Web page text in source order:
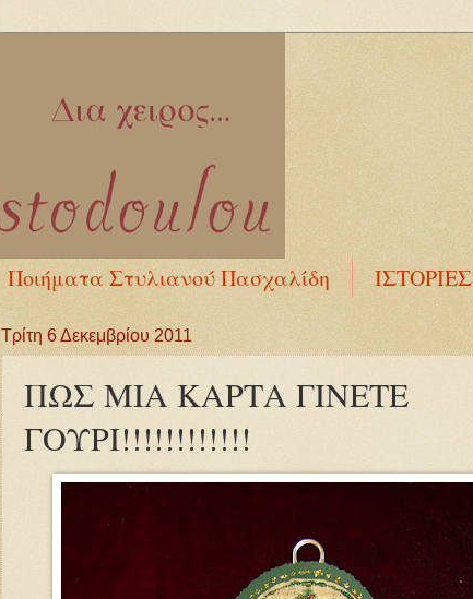
Ποιήματα Στυλιανού Πασχαλίδη ΙΣΤΟΡΙΕΣ
Τρίτη 6 Δεκεμβρίου 2011
ΠΩΣ ΜΙΑ ΚΑΡΤΑ ΓΙΝΕΤΕ
ΓΟΥΡΙ!!!!!!!!!!!!